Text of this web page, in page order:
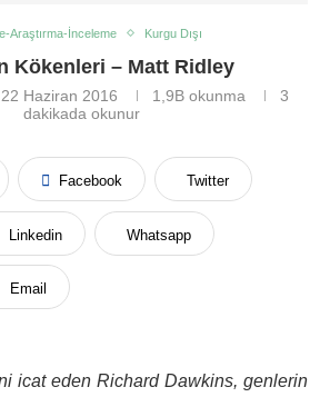
Araştırma-İnceleme Kurgu Dışı
Kökenleri – Matt Ridley
22 Haziran 2016 1,9B okunma
3
dakikada okunur
Facebook Twitter
Linkedin Whatsapp
Email
icat eden Richard Dawkins, genlerin